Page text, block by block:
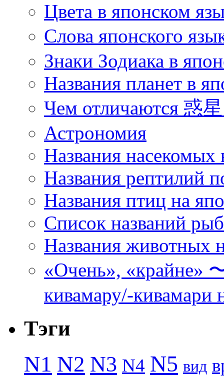
Цвета в японском
Слова японского
Знаки Зодиака в
Названия планет в
Чем отличаются 惑
Астрономия
Названия насекомых
Названия рептилий
Названия птиц на
Список названий
Названия животных
«Очень», «крайне»
кивамару/-кивамари
Тэги
N1 N2 N3 N4 N5 вид